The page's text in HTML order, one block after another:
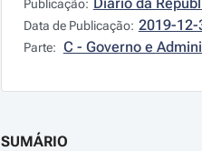
Publicação:
Data de Publicação: 2019-12-
Parte: C - Governo e
SUMÁRIO